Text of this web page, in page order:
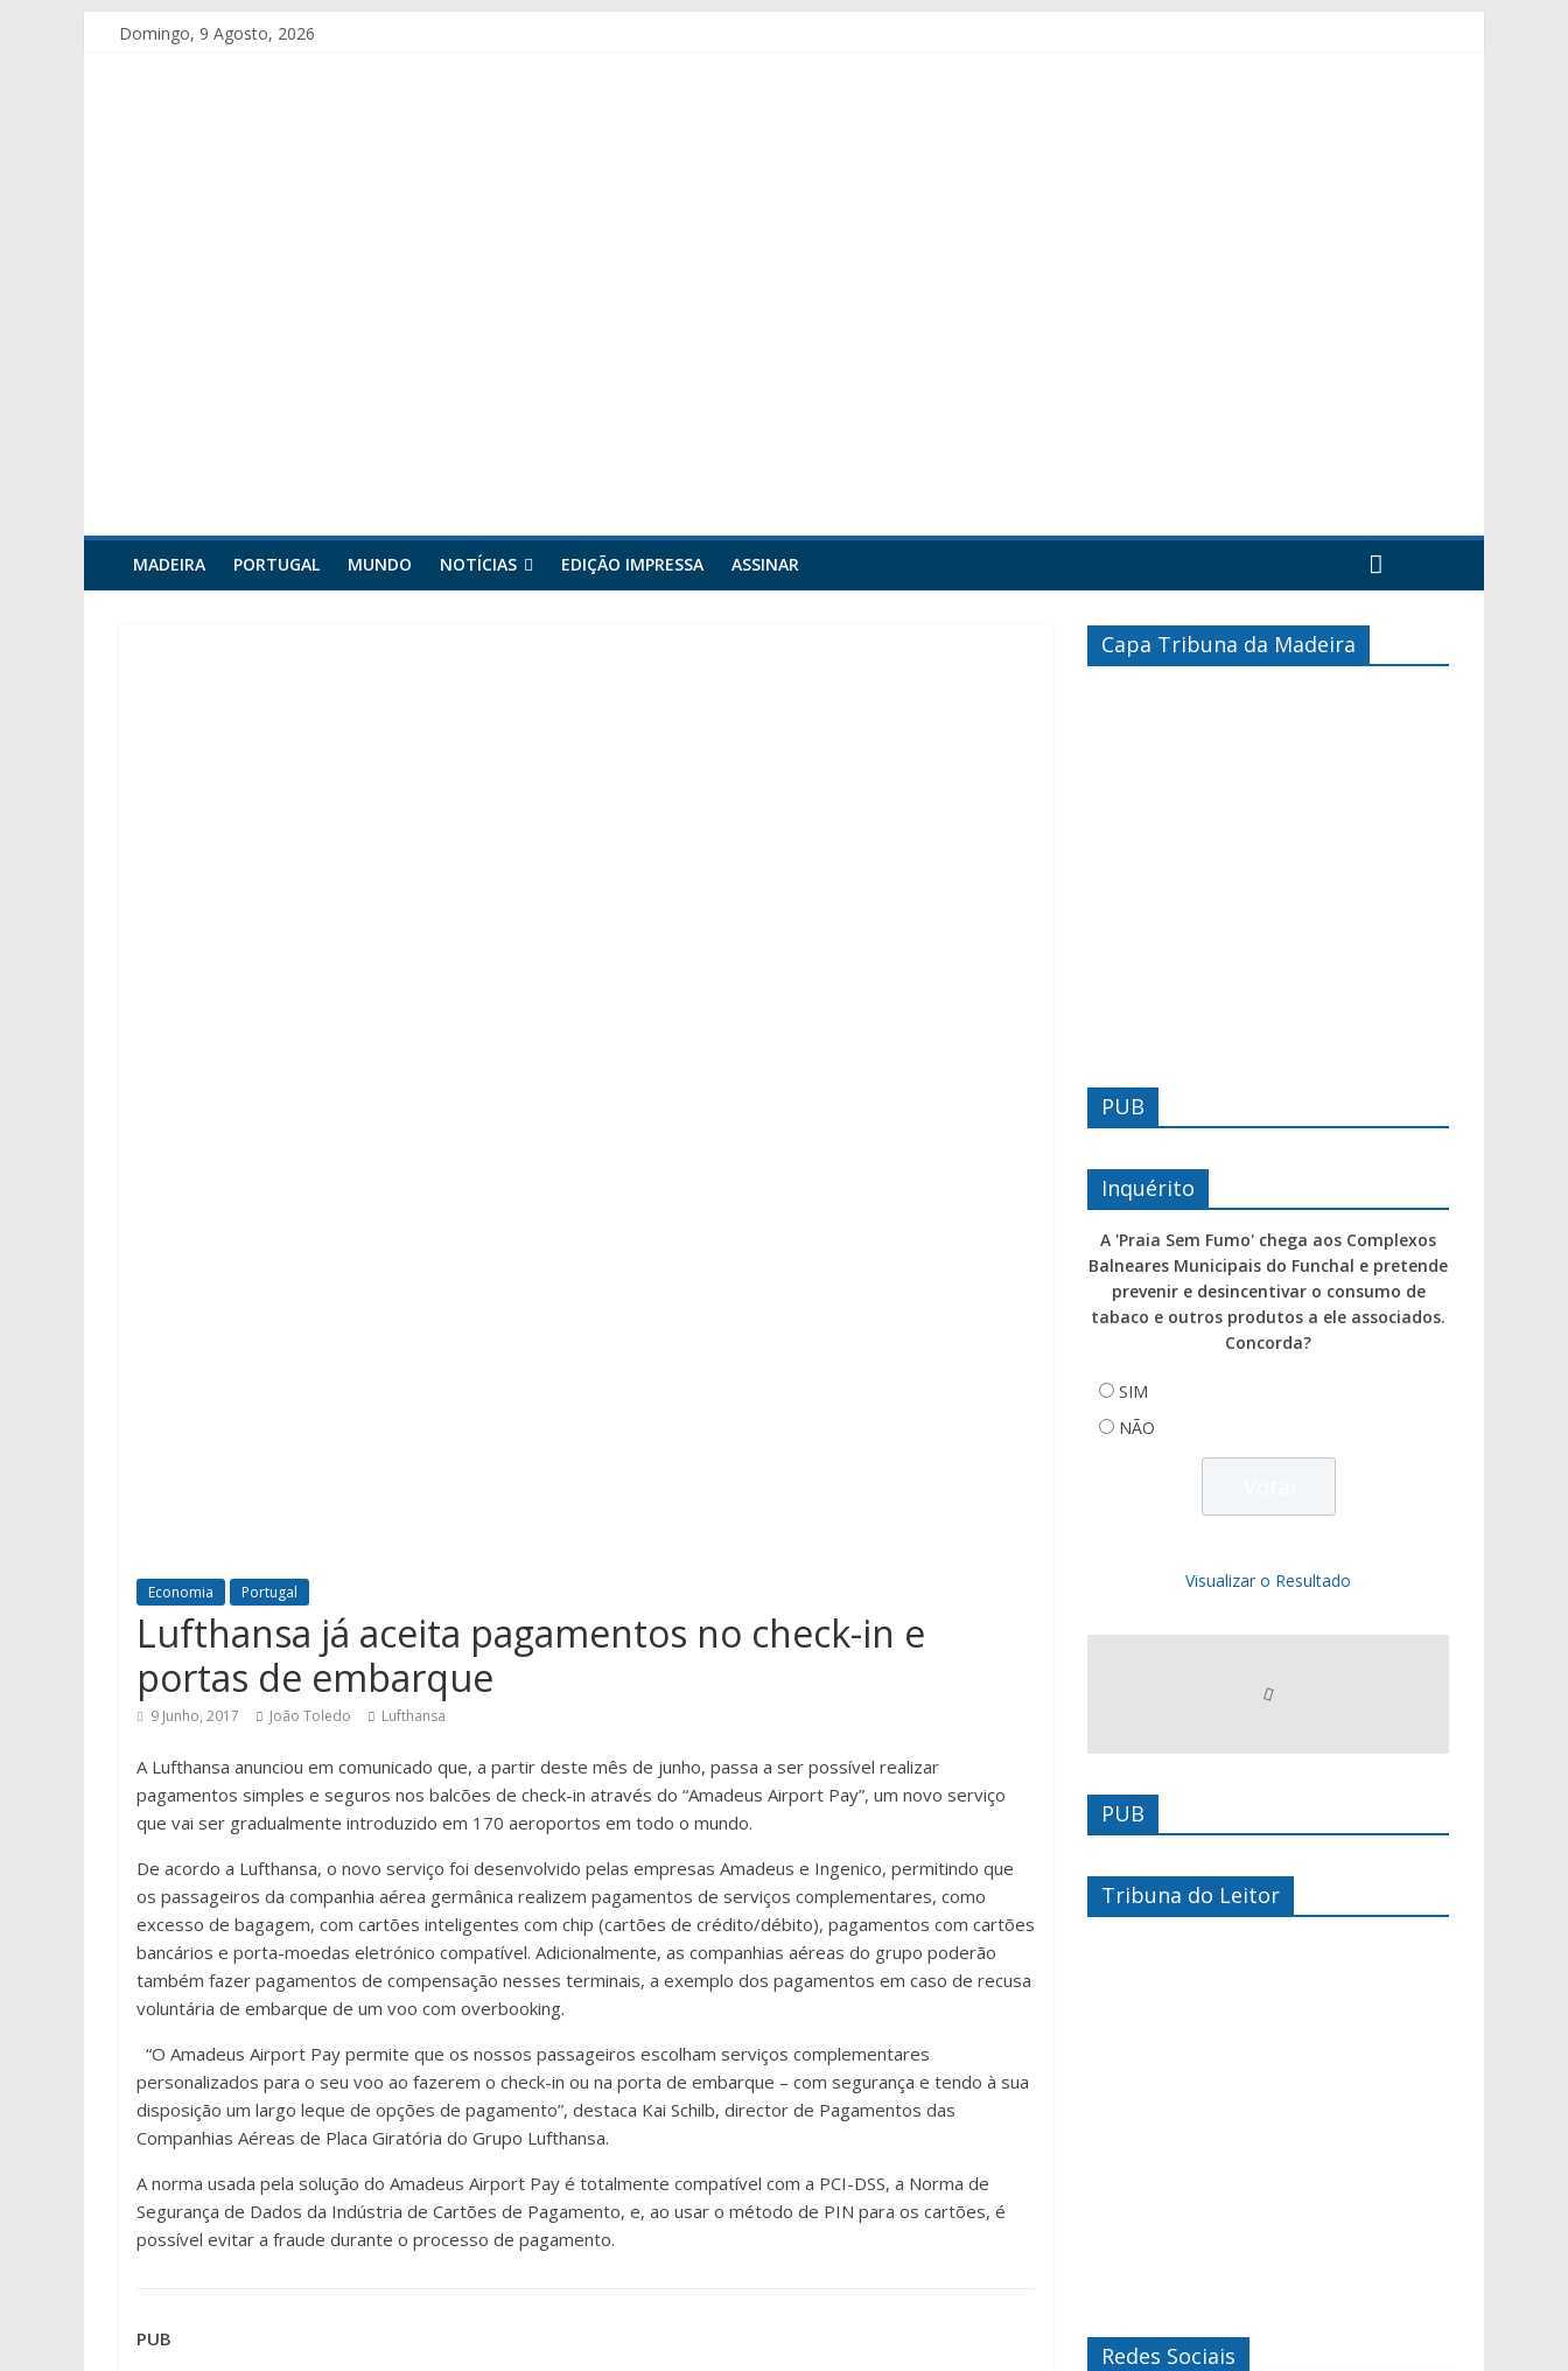
Domingo, 9 Agosto, 2026
MADEIRA PORTUGAL MUNDO NOTÍCIAS EDIÇÃO IMPRESSA ASSINAR
Economia Portugal
Lufthansa já aceita pagamentos no check-in e
portas de embarque
9 Junho, 2017 João Toledo Lufthansa
A Lufthansa anunciou em comunicado que, a partir deste mês de junho, passa a ser possível realizar
pagamentos simples e seguros nos balcões de check-in através do “Amadeus Airport Pay”, um novo serviço
que vai ser gradualmente introduzido em 170 aeroportos em todo o mundo.
De acordo a Lufthansa, o novo serviço foi desenvolvido pelas empresas Amadeus e Ingenico, permitindo que
os passageiros da companhia aérea germânica realizem pagamentos de serviços complementares, como
excesso de bagagem, com cartões inteligentes com chip (cartões de crédito/débito), pagamentos com cartões
bancários e porta-moedas eletrónico compatível. Adicionalmente, as companhias aéreas do grupo poderão
também fazer pagamentos de compensação nesses terminais, a exemplo dos pagamentos em caso de recusa
voluntária de embarque de um voo com overbooking.
“O Amadeus Airport Pay permite que os nossos passageiros escolham serviços complementares
personalizados para o seu voo ao fazerem o check-in ou na porta de embarque – com segurança e tendo à sua
disposição um largo leque de opções de pagamento”, destaca Kai Schilb, director de Pagamentos das
Companhias Aéreas de Placa Giratória do Grupo Lufthansa.
A norma usada pela solução do Amadeus Airport Pay é totalmente compatível com a PCI-DSS, a Norma de
Segurança de Dados da Indústria de Cartões de Pagamento, e, ao usar o método de PIN para os cartões, é
possível evitar a fraude durante o processo de pagamento.
PUB
Capa Tribuna da Madeira
PUB
Inquérito
A 'Praia Sem Fumo' chega aos Complexos
Balneares Municipais do Funchal e pretende
prevenir e desincentivar o consumo de
tabaco e outros produtos a ele associados.
Concorda?
SIM
NÃO
Visualizar o Resultado
PUB
Tribuna do Leitor
Redes Sociais